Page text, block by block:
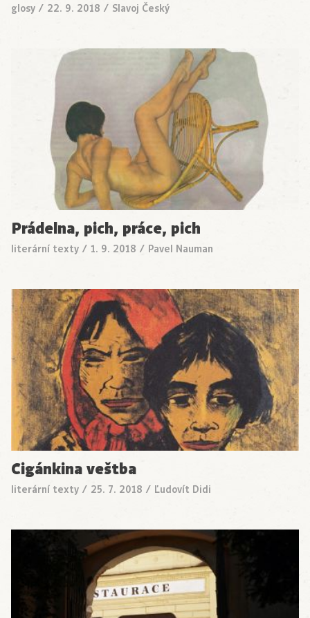
glosy / 22. 9. 2018 / Slavoj Český
Prádelna, pich, práce, pich
literární texty / 1. 9. 2018 / Pavel Nauman
Cigánkina veštba
literární texty / 25. 7. 2018 / Ľudovít Didi